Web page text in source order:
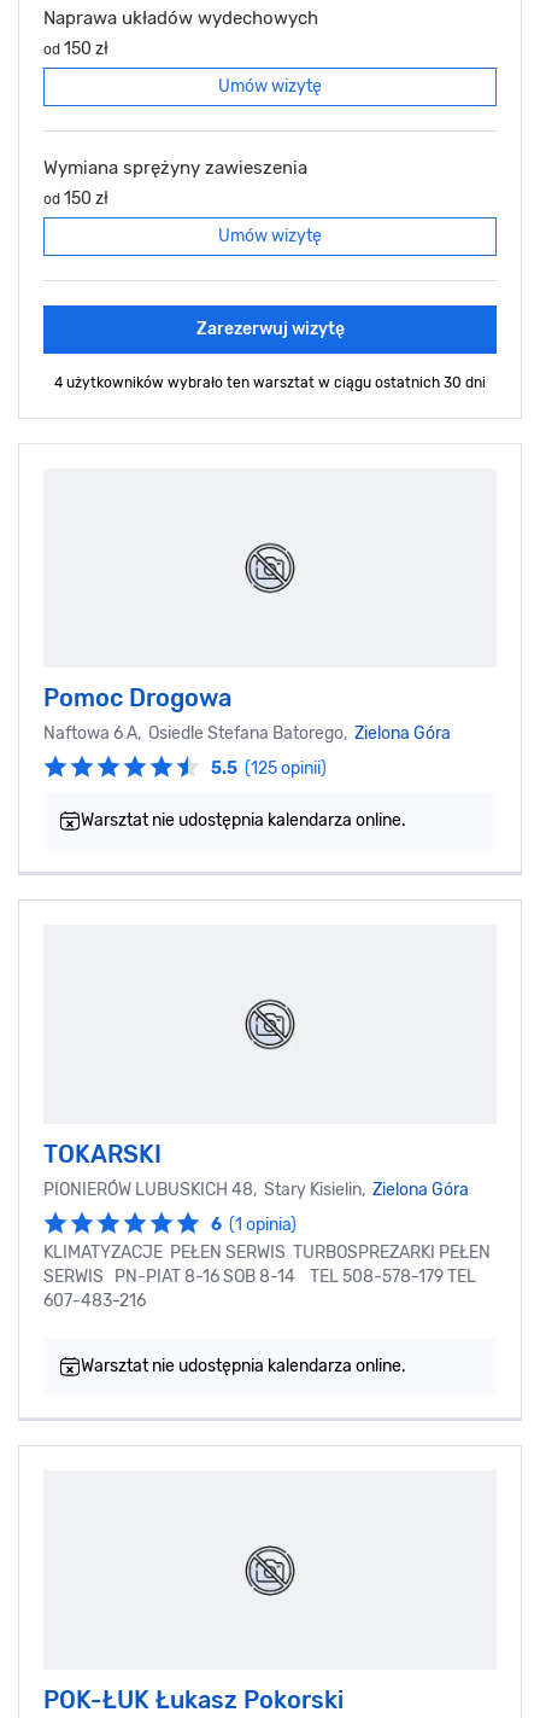
Naprawa układów wydechowych
od 150 zł
Umów wizytę
Wymiana sprężyny zawieszenia
od 150 zł
Umów wizytę
Zarezerwuj wizytę
4 użytkowników wybrało ten warsztat w ciągu ostatnich 30 dni
Pomoc Drogowa
Naftowa 6 A, Osiedle Stefana Batorego, Zielona Góra
5.5 (125 opinii)
Warsztat nie udostępnia kalendarza online.
TOKARSKI
PIONIERÓW LUBUSKICH 48, Stary Kisielin, Zielona Góra
6 (1 opinia)
KLIMATYZACJE PEŁEN SERWIS TURBOSPREZARKI PEŁEN
SERWIS PN-PIAT 8-16 SOB 8-14 TEL 508-578-179 TEL
607-483-216
Warsztat nie udostępnia kalendarza online.
POK-ŁUK Łukasz Pokorski